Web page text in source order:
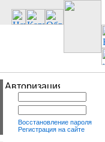
Восстановление пароля
Регистрация на сайте